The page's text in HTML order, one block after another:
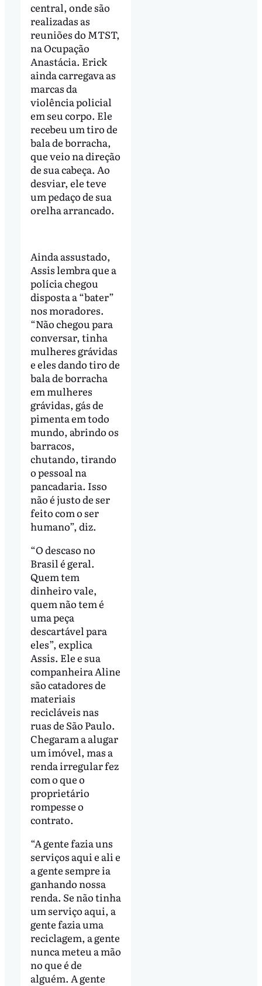
central, onde são
realizadas as
reuniões do MTST,
na Ocupação
Anastácia. Erick
ainda carregava as
marcas da
violência policial
em seu corpo. Ele
recebeu um tiro de
bala de borracha,
que veio na direção
de sua cabeça. Ao
desviar, ele teve
um pedaço de sua
orelha arrancado.
Ainda assustado,
Assis lembra que a
polícia chegou
disposta a “bater”
nos moradores.
“Não chegou para
conversar, tinha
mulheres grávidas
e eles dando tiro de
bala de borracha
em mulheres
grávidas, gás de
pimenta em todo
mundo, abrindo os
barracos,
chutando, tirando
o pessoal na
pancadaria. Isso
não é justo de ser
feito com o ser
humano”, diz.
“O descaso no
Brasil é geral.
Quem tem
dinheiro vale,
quem não tem é
uma peça
descartável para
eles”, explica
Assis. Ele e sua
companheira Aline
são catadores de
materiais
recicláveis nas
ruas de São Paulo.
Chegaram a alugar
um imóvel, mas a
renda irregular fez
com o que o
proprietário
rompesse o
contrato.
“A gente fazia uns
serviços aqui e ali e
a gente sempre ia
ganhando nossa
renda. Se não tinha
um serviço aqui, a
gente fazia uma
reciclagem, a gente
nunca meteu a mão
no que é de
alguém. A gente